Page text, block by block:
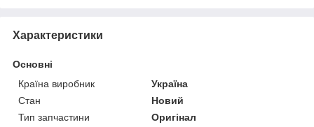
Характеристики
Основні
Країна виробник
Україна
Стан
Новий
Тип запчастини
Оригінал